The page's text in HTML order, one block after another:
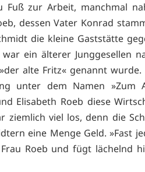
Fuß zur Arbeit, manchmal
dessen Vater Konrad
die kleine Gaststätte
ein älterer Junggesellen
alte Fritz« genannt wurde.
unter dem Namen »Zum
Elisabeth Roeb diese
ziemlich viel los, denn die
eine Menge Geld. »Fast
Roeb und fügt lächelnd